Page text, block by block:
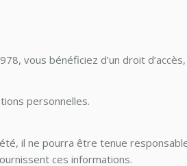
vous bénéficiez d’un droit
personnelles.
il ne pourra être tenue
ces informations.